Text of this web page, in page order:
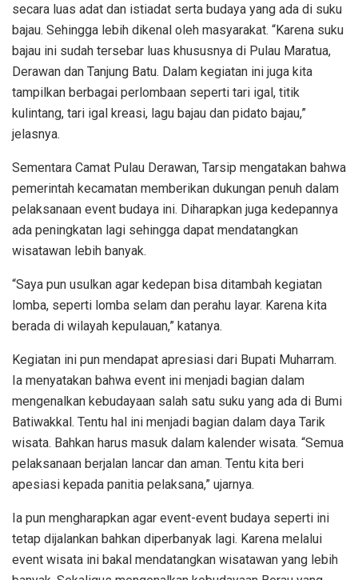
secara luas adat dan istiadat serta budaya yang ada di suku
bajau. Sehingga lebih dikenal oleh masyarakat. “Karena suku
bajau ini sudah tersebar luas khususnya di Pulau Maratua,
Derawan dan Tanjung Batu. Dalam kegiatan ini juga kita
tampilkan berbagai perlombaan seperti tari igal, titik
kulintang, tari igal kreasi, lagu bajau dan pidato bajau,”
jelasnya.
Sementara Camat Pulau Derawan, Tarsip mengatakan bahwa
pemerintah kecamatan memberikan dukungan penuh dalam
pelaksanaan event budaya ini. Diharapkan juga kedepannya
ada peningkatan lagi sehingga dapat mendatangkan
wisatawan lebih banyak.
“Saya pun usulkan agar kedepan bisa ditambah kegiatan
lomba, seperti lomba selam dan perahu layar. Karena kita
berada di wilayah kepulauan,” katanya.
Kegiatan ini pun mendapat apresiasi dari Bupati Muharram.
Ia menyatakan bahwa event ini menjadi bagian dalam
mengenalkan kebudayaan salah satu suku yang ada di Bumi
Batiwakkal. Tentu hal ini menjadi bagian dalam daya Tarik
wisata. Bahkan harus masuk dalam kalender wisata. “Semua
pelaksanaan berjalan lancar dan aman. Tentu kita beri
apesiasi kepada panitia pelaksana,” ujarnya.
Ia pun mengharapkan agar event-event budaya seperti ini
tetap dijalankan bahkan diperbanyak lagi. Karena melalui
event wisata ini bakal mendatangkan wisatawan yang lebih